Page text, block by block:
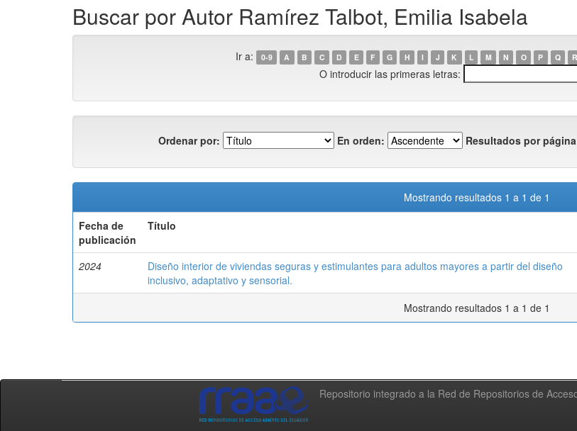
Buscar por Autor Ramírez Talbot, Emilia Isabela
Ir a: 0-9 A B C D E F G H I J K L M N O P Q R
O introducir las primeras letras:
Ordenar por: En orden: Resultados por página
Mostrando resultados 1 a 1 de 1
Fecha de
publicación
Título
2024
Diseño interior de viviendas seguras y estimulantes para adultos mayores a partir del diseño
inclusivo, adaptativo y sensorial.
Mostrando resultados 1 a 1 de 1
Repositorio integrado a la Red de Repositorios de